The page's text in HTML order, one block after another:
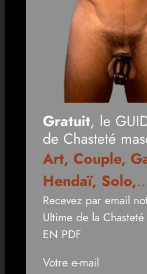
Gratuit, le
de Chasteté
Art, Couple,
Hendaï, Solo,
Recevez par email
Ultime de la
EN PDF
Votre e-mail